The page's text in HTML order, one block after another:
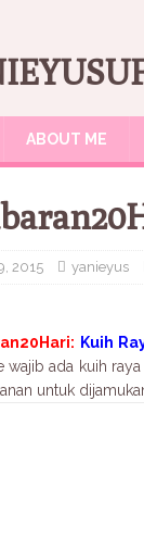
ABOUT ME
2015 yanieyus
Kuih
wajib ada kuih
untuk